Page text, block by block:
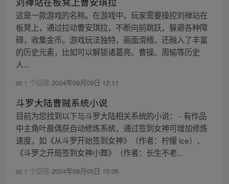
这是一款游戏的名称。在游戏中，玩家需要操控刘禅站在
板凳上，通过拉动曹安琪拉，不断向前跳跃，躲避各种障
碍，收集金币。游戏玩法独特，画面滑稽，还融入了丰富
的历史元素，比如可以解锁诸葛亮、曹操、周瑜等历史
人...
1 个回答 2024年09月09日 12:11
斗罗大陆曹贼系统小说
目前为您找到以下与斗罗大陆相关系统的小说： - 有作品
中主角叶晨偶获自动修炼系统，通过签到女神可增加修炼
速度，如《从斗罗开始签到女神》（作者：柠檬 ice）、
《斗罗之开局签到女神小舞》（作者：长生不老...
1 个回答 2024年09月05日 15:06